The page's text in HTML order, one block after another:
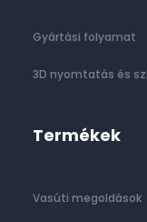
Gyártási folyamat
3D nyomtatás és
Termékek
Vasúti megoldások